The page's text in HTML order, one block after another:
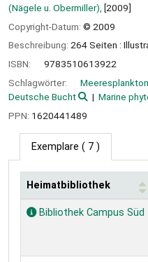
(Nägele u. Obermiller), [2009]
Copyright-Datum: © 2009
Beschreibung: 264 Seiten :
ISBN:
9783510613922
Schlagwörter:
Meeresplankton
Deutsche Bucht
Marine
PPN: 1620441489
Exemplare ( 7 )
Exemplare
Heimatbibliothek
Bibliothek Campus Süd